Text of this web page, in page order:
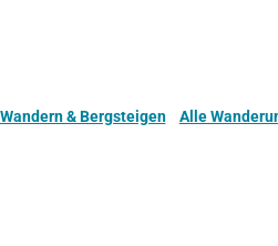
Wandern & Bergsteigen Alle